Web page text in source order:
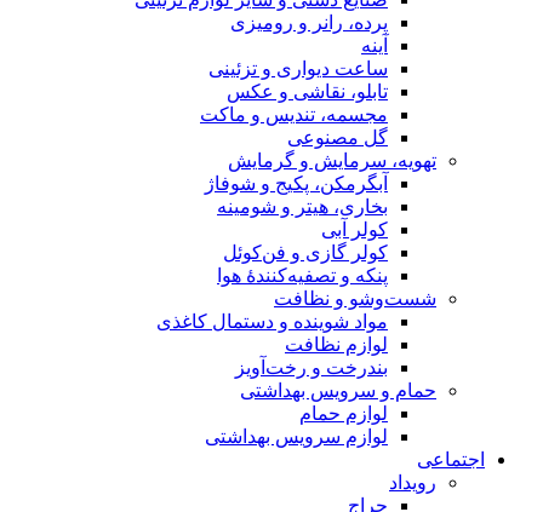
پرده، رانر و رومیزی
آینه
ساعت دیواری و تزئینی
تابلو، نقاشی و عکس
مجسمه، تندیس و ماکت
گل مصنوعی
تهویه، سرمایش و گرمایش
آبگرمکن، پکیج و شوفاژ
بخاری، هیتر و شومینه
کولر آبی
کولر گازی و فن‌کوئل
پنکه و تصفیه‌کنندهٔ هوا
شست‌وشو و نظافت
مواد شوینده و دستمال کاغذی
لوازم نظافت
بندرخت و رخت‌آویز
حمام و سرویس بهداشتی
لوازم حمام
لوازم سرویس بهداشتی
اجتماعی
رویداد
حراج